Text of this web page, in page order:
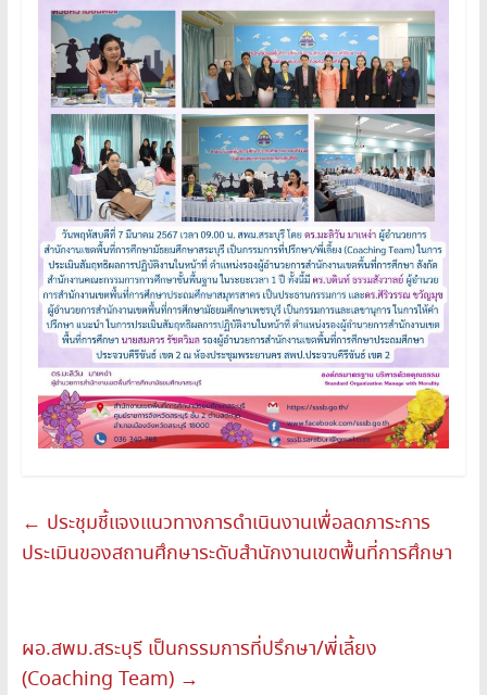
← ประชุมชี้แจงแนวทางการดำเนินงานเพื่อลดภาระการ
ประเมินของสถานศึกษาระดับสำนักงานเขตพื้นที่การศึกษา
ผอ.สพม.สระบุรี เป็นกรรมการที่ปรึกษา/พี่เลี้ยง
(Coaching Team) →